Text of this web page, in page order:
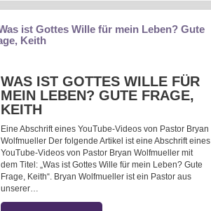
WAS IST GOTTES WILLE FÜR
MEIN LEBEN? GUTE FRAGE,
KEITH
Eine Abschrift eines YouTube-Videos von Pastor Bryan
Wolfmueller Der folgende Artikel ist eine Abschrift eines
YouTube-Videos von Pastor Bryan Wolfmueller mit
dem Titel: „Was ist Gottes Wille für mein Leben? Gute
Frage, Keith“. Bryan Wolfmueller ist ein Pastor aus
unserer…